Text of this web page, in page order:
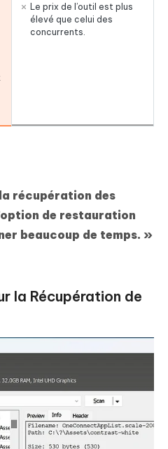
Le prix de l’outil est plus
élevé que celui des
concurrents.
récupération des
de restauration
beaucoup de temps. »
la Récupération de